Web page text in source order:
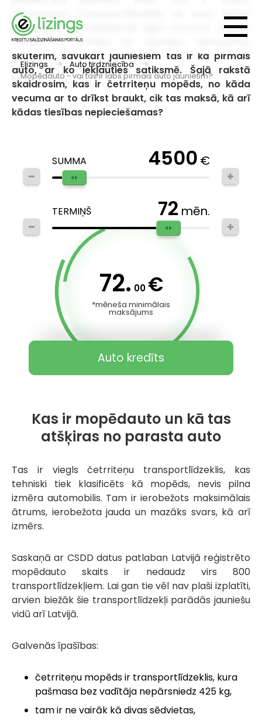
Elizings
Auto tirdzniecība
Mopēdauto - vai tas ir labs pirmais auto jaunietim?
ekonomisks transportlīdzeklis, ar kuru drīkst
braukt jau no salīdzinoši agra vecuma. Daudzi
vecāki to izvēlas kā drošāku alternatīvu
skūterim, savukārt jauniešiem tas ir kā pirmais
auto, ar ko iekļauties satiksmē. Šajā rakstā
skaidrosim, kas ir četrriteņu mopēds, no kāda
vecuma ar to drīkst braukt, cik tas maksā, kā arī
kādas tiesības nepieciešamas?
SUMMA 4500 €
TERMIŅŠ 72 mēn.
72. 00 €
*mēneša minimālais
maksājums
Auto kredīts
Kas ir mopēdauto un kā tas
atšķiras no parasta auto
Tas ir viegls četrriteņu transportlīdzeklis, kas
tehniski tiek klasificēts kā mopēds, nevis pilna
izmēra automobilis. Tam ir ierobežots maksimālais
ātrums, ierobežota jauda un mazāks svars, kā arī
izmērs.
Saskaņā ar CSDD datus patlaban Latvijā reģistrēto
mopēdauto skaits ir nedaudz virs 800
transportlīdzekļiem. Lai gan tie vēl nav plaši izplatīti,
arvien biežāk šie transportlīdzekļi parādās jauniešu
vidū arī Latvijā.
Galvenās īpašības:
četrriteņu mopēds ir transportlīdzeklis, kura
pašmasa bez vadītāja nepārsniedz 425 kg,
tam ir ne vairāk kā divas sēdvietas,